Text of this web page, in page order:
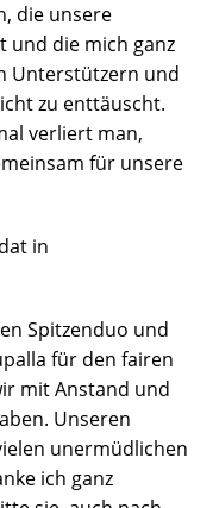
die unsere
und die mich ganz
Unterstützern und
zu enttäuscht.
verliert man,
für unsere
in
Spitzenduo und
für den fairen
mit Anstand und
Unseren
unermüdlichen
ich ganz